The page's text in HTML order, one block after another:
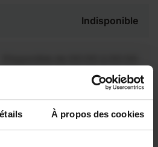
À propos des cookies
Indisponible
Disponible de 00:00 à 00:30
de Caroline ?